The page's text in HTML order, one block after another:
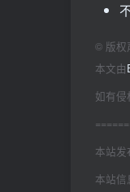
© 版权
本文由
如有侵
本站发
本站信